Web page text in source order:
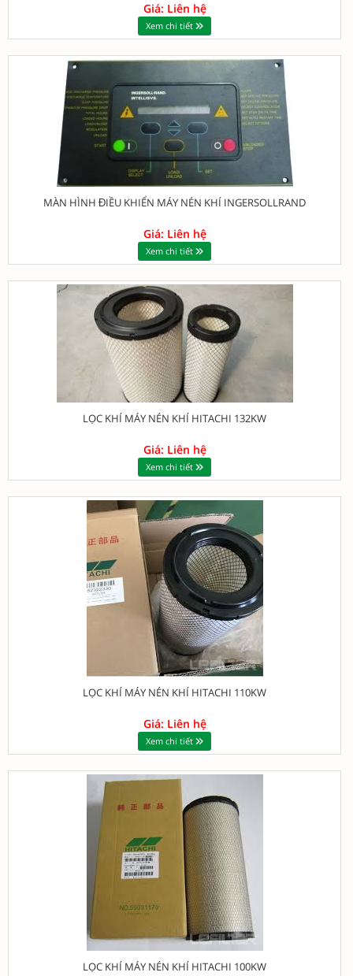
Giá: Liên hệ
Xem chi tiết
MÀN HÌNH ĐIỀU KHIỂN MÁY NÉN KHÍ INGERSOLLRAND
Giá: Liên hệ
Xem chi tiết
LỌC KHÍ MÁY NÉN KHÍ HITACHI 132KW
Giá: Liên hệ
Xem chi tiết
LỌC KHÍ MÁY NÉN KHÍ HITACHI 110KW
Giá: Liên hệ
Xem chi tiết
LỌC KHÍ MÁY NÉN KHÍ HITACHI 100KW